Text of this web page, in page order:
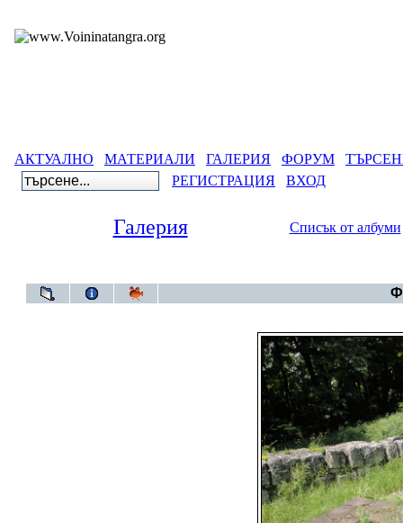
АКТУАЛНО МАТЕРИАЛИ ГАЛЕРИЯ ФОРУМ
РЕГИСТРАЦИЯ
ВХОД
Галерия Списък от албуми